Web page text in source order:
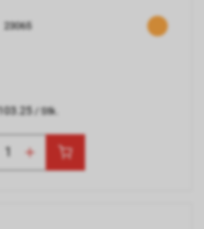
23065
103.25/ Stk.